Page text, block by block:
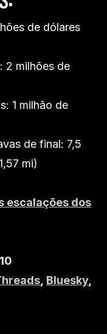
de dólares
2 milhões de
1 milhão de
de final: 7,5
mi)
escalações dos
Bluesky,